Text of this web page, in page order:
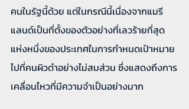
คนในรัฐนี้ด้วย แต่ในกรณีนี้เนื่องจากแมรี
แลนด์เป็นที่ตั้งของตัวอย่างที่เลวร้ายที่สุด
แห่งหนึ่งของประเทศในการกำหนดเป้าหมาย
ไปที่คนผิวดำอย่างไม่สมส่วน ซึ่งแสดงถึงการ
เคลื่อนไหวที่มีความจำเป็นอย่างมาก